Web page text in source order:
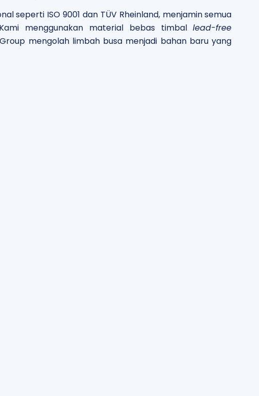
seperti ISO 9001 dan TÜV Rheinland, menjamin semua
menggunakan material bebas timballead-free
mengolah limbah busa menjadi bahan baru yang